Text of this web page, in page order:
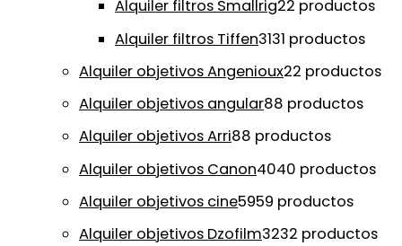
Alquiler filtros Smallrig22 productos
Alquiler filtros Tiffen3131 productos
Alquiler objetivos Angenioux22 productos
Alquiler objetivos angular88 productos
Alquiler objetivos Arri88 productos
Alquiler objetivos Canon4040 productos
Alquiler objetivos cine5959 productos
Alquiler objetivos Dzofilm3232 productos